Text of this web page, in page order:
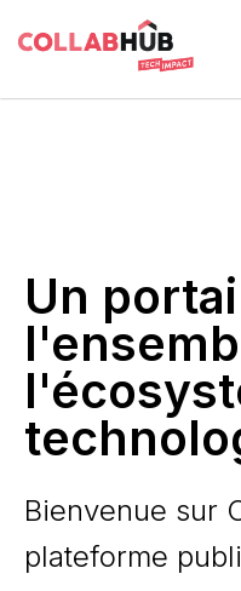
Un
Bienvenue sur
plateforme